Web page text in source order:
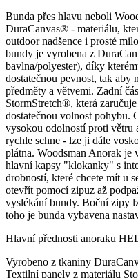
Bunda přes hlavu neboli
DuraCanvas® - materiálu,
outdoor nadšence i prosté
bundy je vyrobena z
bavlna/polyester), díky
dostatečnou pevnost, tak aby
předměty a větvemi. Zadní
StormStretch®, která
dostatečnou volnost pohybu.
vysokou odolností proti větru
rychle schne - lze ji dále
plátna. Woodsman Anorak je
hlavní kapsy "klokanky" s
drobností, které chcete mít u
otevřít pomocí zipuz až
vyslékání bundy. Boční zipy
toho je bunda vybavena
Hlavní přednosti anoraku
Vyrobeno z tkaniny
Textilní panely z materiálu